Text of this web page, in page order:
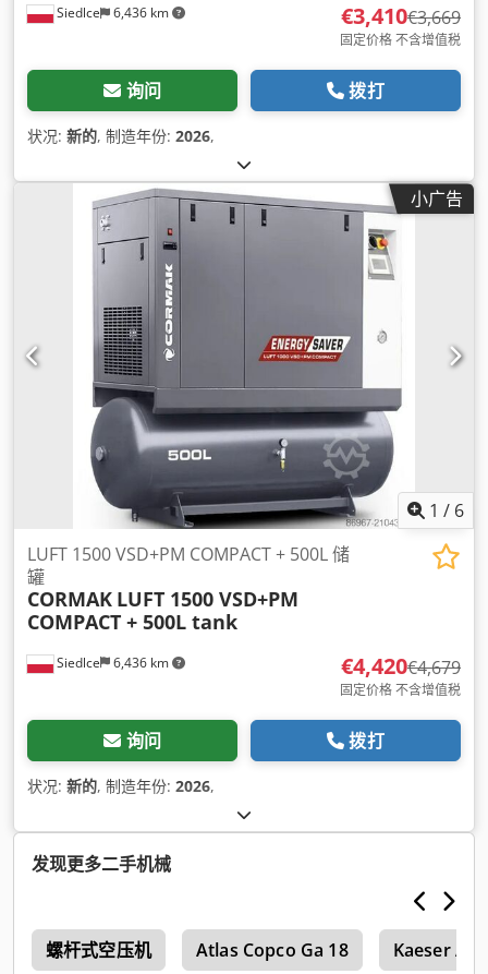
Siedlce 6,436 km €3,410€3,669
固定价格 不含增值税
询问 拨打
状况: 新的, 制造年份: 2026,
小广告
1 / 6
Siedlce 6,436 km
LUFT 1500 VSD+PM COMPACT + 500L 储
罐
CORMAK LUFT 1500 VSD+PM
COMPACT + 500L tank
€4,420€4,679
固定价格 不含增值税
询问 拨打
状况: 新的, 制造年份: 2026,
发现更多二手机械
螺杆式空压机 Atlas Copco Ga 18 Kaeser